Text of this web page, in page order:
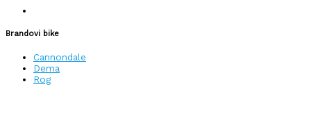
Brandovi bike
Cannondale
Dema
Rog